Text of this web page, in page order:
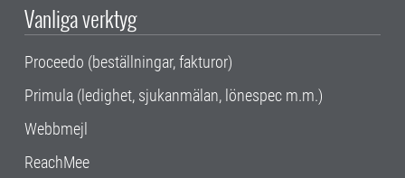
Vanliga verktyg
Proceedo (beställningar, fakturor)
Primula (ledighet, sjukanmälan, lönespec m.m.)
Webbmejl
ReachMee